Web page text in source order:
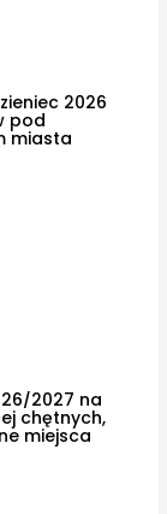
2026
pod
miasta
2027 na
chętnych,
miejsca